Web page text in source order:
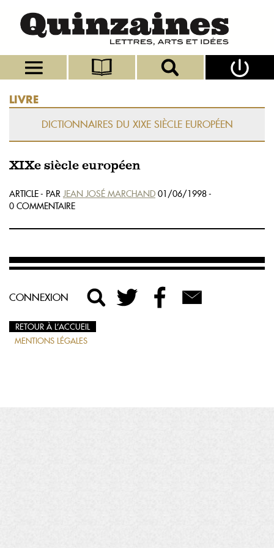
LIVRE
DICTIONNAIRES DU XIXE SIÈCLE EUROPÉEN
XIXe siècle européen
ARTICLE - PAR JEAN JOSÉ MARCHAND 01/06/1998 -
0 COMMENTAIRE
CONNEXION
RETOUR À L’ACCUEIL
MENTIONS LÉGALES